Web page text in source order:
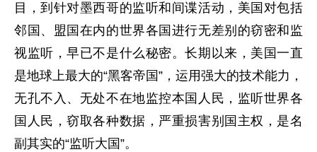
目，到针对墨西哥的监听和间谍活动，美国对包括
邻国、盟国在内的世界各国进行无差别的窃密和监
视监听，早已不是什么秘密。长期以来，美国一直
是地球上最大的“黑客帝国”，运用强大的技术能力，
无孔不入、无处不在地监控本国人民，监听世界各
国人民，窃取各种数据，严重损害别国主权，是名
副其实的“监听大国”。